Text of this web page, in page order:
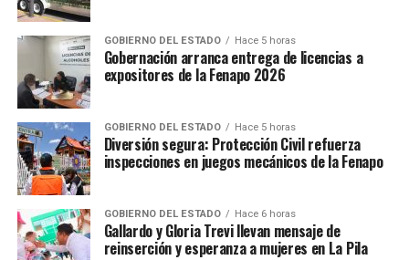
GOBIERNO DEL ESTADO Hace 5 horas
Gobernación arranca entrega de licencias a
expositores de la Fenapo 2026
GOBIERNO DEL ESTADO Hace 5 horas
Diversión segura: Protección Civil refuerza
inspecciones en juegos mecánicos de la Fenapo
GOBIERNO DEL ESTADO Hace 6 horas
Gallardo y Gloria Trevi llevan mensaje de
reinserción y esperanza a mujeres en La Pila